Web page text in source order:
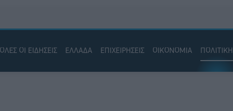
ΟΛΕΣ ΟΙ ΕΙΔΗΣΕΙΣ ΕΛΛΑΔΑ ΕΠΙΧΕΙΡΗΣΕΙΣ ΟΙΚΟΝΟΜΙΑ ΠΟΛΙΤΙΚΗ